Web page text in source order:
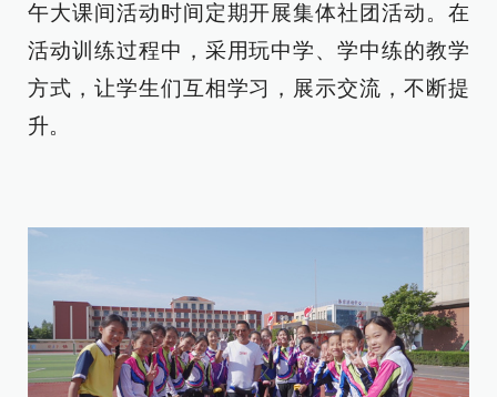
午大课间活动时间定期开展集体社团活动。在
活动训练过程中，采用玩中学、学中练的教学
方式，让学生们互相学习，展示交流，不断提
升。